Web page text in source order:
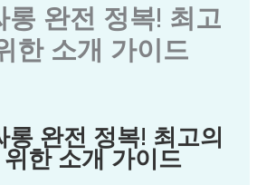
롱 완전 정복! 최고
한 소개 가이드
롱 완전 정복! 최고의
한 소개 가이드